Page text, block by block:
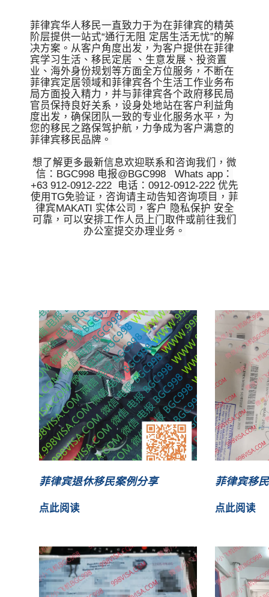
菲律宾华人移民一直致力于为在菲律宾的精英
阶层提供一站式“通行无阻 定居生活无忧”的解
决方案。从客户角度出发，为客户提供在菲律
宾学习生活、移民定居 、生意发展、投资置
业、海外身份规划等方面全方位服务，不断在
菲律宾定居领域和菲律宾各个生活工作业务布
局方面投入精力，并与菲律宾各个政府移民局
官员保持良好关系，设身处地站在客户利益角
度出发，确保团队一致的专业化服务水平，为
您的移民之路保驾护航，力争成为客户满意的
菲律宾移民品牌。
想了解更多最新信息欢迎联系和咨询我们，微
信：BGC998 电报@BGC998 Whats app：
+63 912-0912-222 电话：0912-0912-222 优先
使用TG免验证，咨询请主动告知咨询项目，菲
律宾MAKATI 实体公司，客户 隐私保护 安全
可靠，可以安排工作人员上门取件或前往我们
办公室提交办理业务。
菲律宾退休移民案例分享
点此阅读
菲律宾移
点此阅读